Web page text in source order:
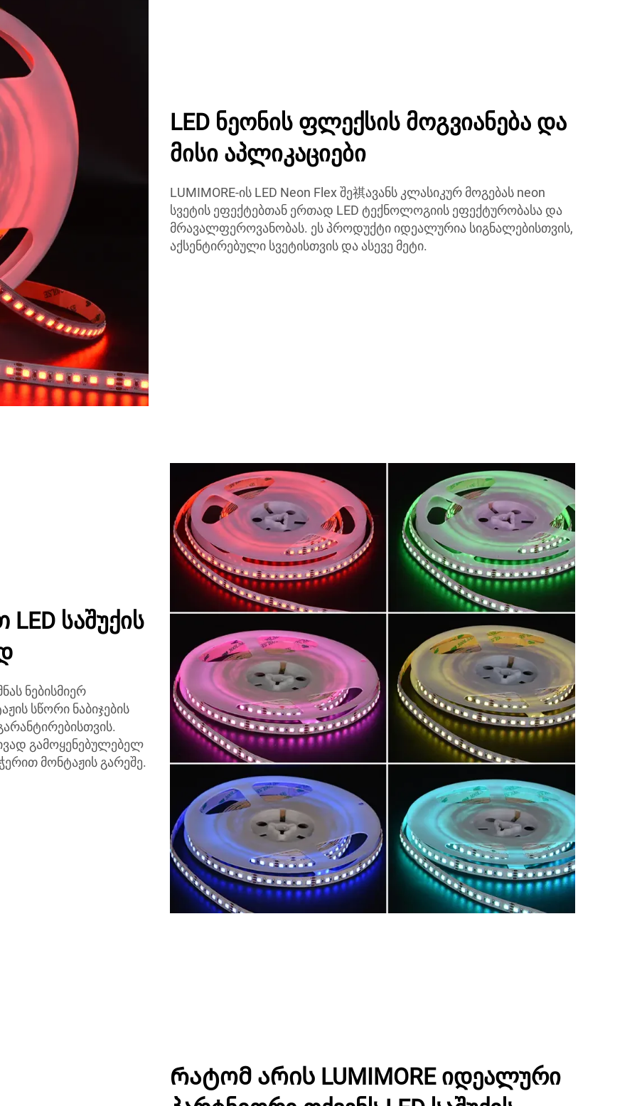
LED ნეონის ფლექსის მოგვიანება და
მისი აპლიკაციები
LUMIMORE-ის LED Neon Flex შე祺ავანს კლასიკურ მოგებას neon
სვეტის ეფექტებთან ერთად LED ტექნოლოგიის ეფექტურობასა და
მრავალფეროვანობას. ეს პროდუქტი იდეალურია სიგნალებისთვის,
აქსენტირებული სვეტისთვის და ასევე მეტი.
საშუქის
ნებისმიერ
სწორი ნაბიჯების
გამოყენებულებელ
მონტაჟის გარეშე.
Რატომ არის LUMIMORE იდეალური